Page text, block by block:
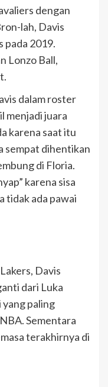
dengan
lah, Davis
pada 2019.
Lonzo Ball,
dalam roster
menjadi juara
karena saat itu
sempat dihentikan
di Floria.
karena sisa
tidak ada pawai
Davis
dari Luka
paling
Sementara
terakhirnya di